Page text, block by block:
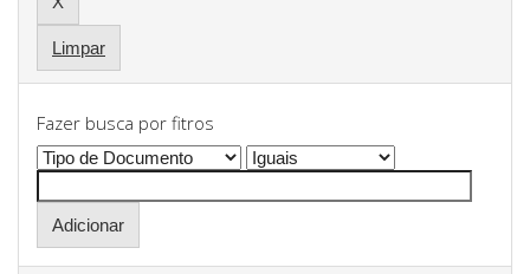
Limpar
Fazer busca por fitros